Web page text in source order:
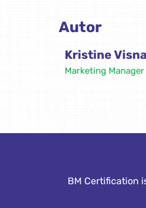
Autor
Kristine
Marketing Manager
BM Certification